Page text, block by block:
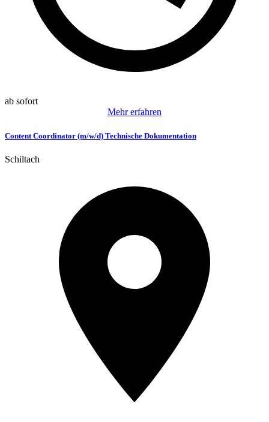
ab sofort
Mehr erfahren
Content Coordinator (m/w/d) Technische Dokumentation
Schiltach